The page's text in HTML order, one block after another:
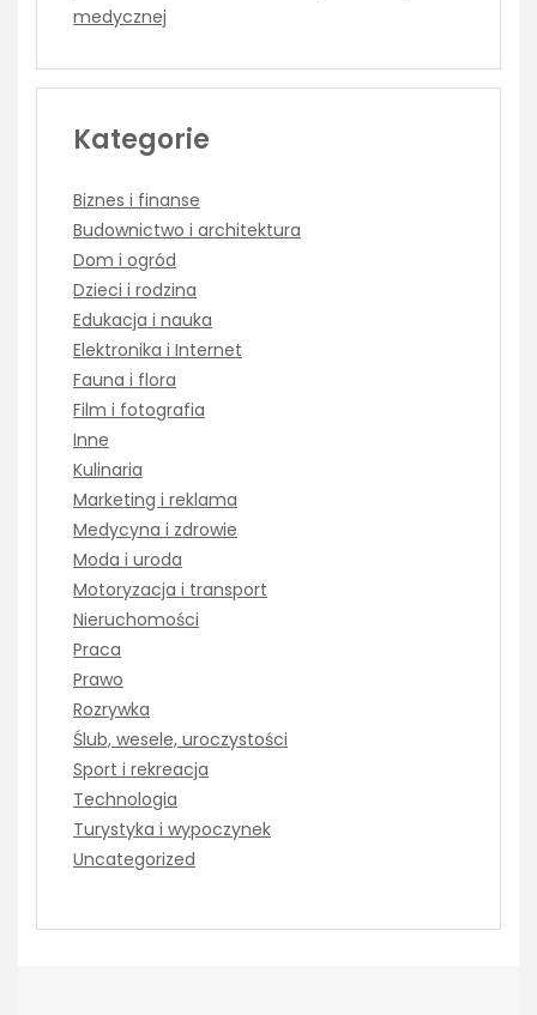
medycznej
Kategorie
Biznes i finanse
Budownictwo i architektura
Dom i ogród
Dzieci i rodzina
Edukacja i nauka
Elektronika i Internet
Fauna i flora
Film i fotografia
Inne
Kulinaria
Marketing i reklama
Medycyna i zdrowie
Moda i uroda
Motoryzacja i transport
Nieruchomości
Praca
Prawo
Rozrywka
Ślub, wesele, uroczystości
Sport i rekreacja
Technologia
Turystyka i wypoczynek
Uncategorized